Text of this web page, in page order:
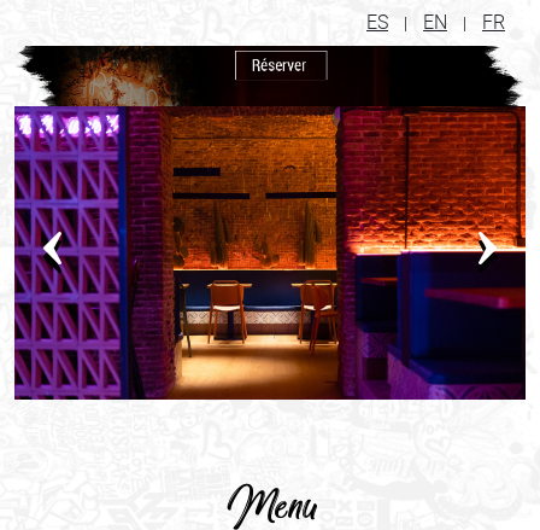
ES | EN | FR
Previous Next
Menu